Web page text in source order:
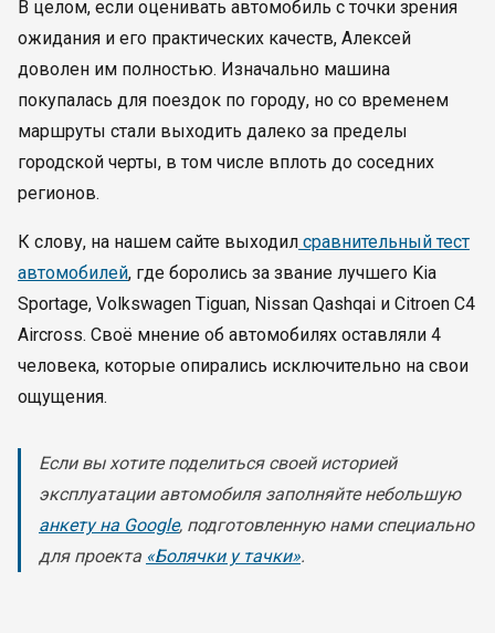
В целом, если оценивать автомобиль с точки зрения
ожидания и его практических качеств, Алексей
доволен им полностью. Изначально машина
покупалась для поездок по городу, но со временем
маршруты стали выходить далеко за пределы
городской черты, в том числе вплоть до соседних
регионов.
К слову, на нашем сайте выходил сравнительный тест
автомобилей, где боролись за звание лучшего Kia
Sportage, Volkswagen Tiguan, Nissan Qashqai и Citroen C4
Aircross. Своё мнение об автомобилях оставляли 4
человека, которые опирались исключительно на свои
ощущения.
Если вы хотите поделиться своей историей
эксплуатации автомобиля заполняйте небольшую
анкету на Google, подготовленную нами специально
для проекта «Болячки у тачки».